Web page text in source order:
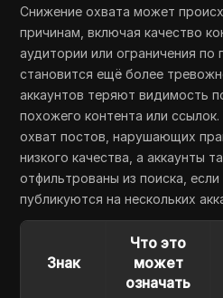
Снижение охвата может
причинам, включая качество
аудитории или ограничения по
становится ещё более
аккаунтов теряют видимость
похожего контента или
охват постов, нарушающих
низкого качества, а аккаунты
отфильтрованы из поиска,
публикуются на нескольких
Знак
Что это
может
означать